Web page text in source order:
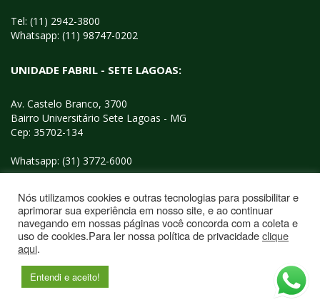
Tel: (11) 2942-3800
Whatsapp: (11) 98747-0202
UNIDADE FABRIL - SETE LAGOAS:
Av. Castelo Branco, 3700
Bairro Universitário Sete Lagoas - MG
Cep: 35702-134
Whatsapp: (31) 3772-6000
© 2026 GREENCAR. TODOS OS DIREITOS RESERVADOS.
Nós utilizamos cookies e outras tecnologias para possibilitar e
aprimorar sua experiência em nosso site, e ao continuar
navegando em nossas páginas você concorda com a coleta e
uso de cookies.Para ler nossa política de privacidadeclique
aqui.
Entendi e aceito!